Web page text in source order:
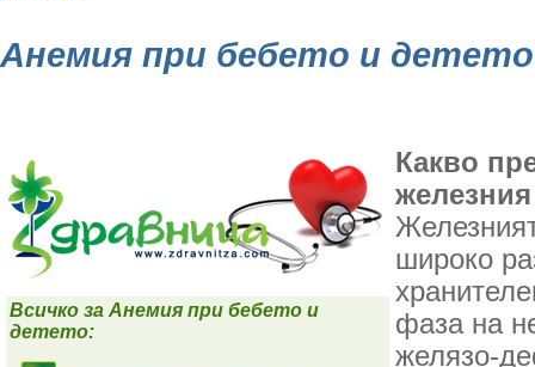
Анемия при бебето и детето
Всичко за Анемия при бебето и
детето:
Какво
широко
фаза на
желязо-